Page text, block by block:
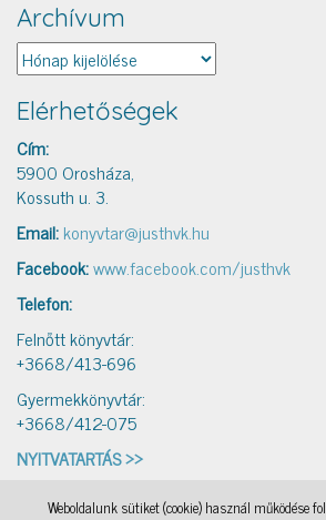
Archívum
Archívum
Elérhetőségek
Cím:
5900 Orosháza,
Kossuth u. 3.
Email:konyvtar@justhvk.hu
Facebook:www.facebook.com/justhvk
Telefon:
Felnőtt könyvtár:
+3668/413-696
Gyermekkönyvtár:
+3668/412-075
NYITVATARTÁS >>
Weboldalunk sütiket (cookie) használ működése